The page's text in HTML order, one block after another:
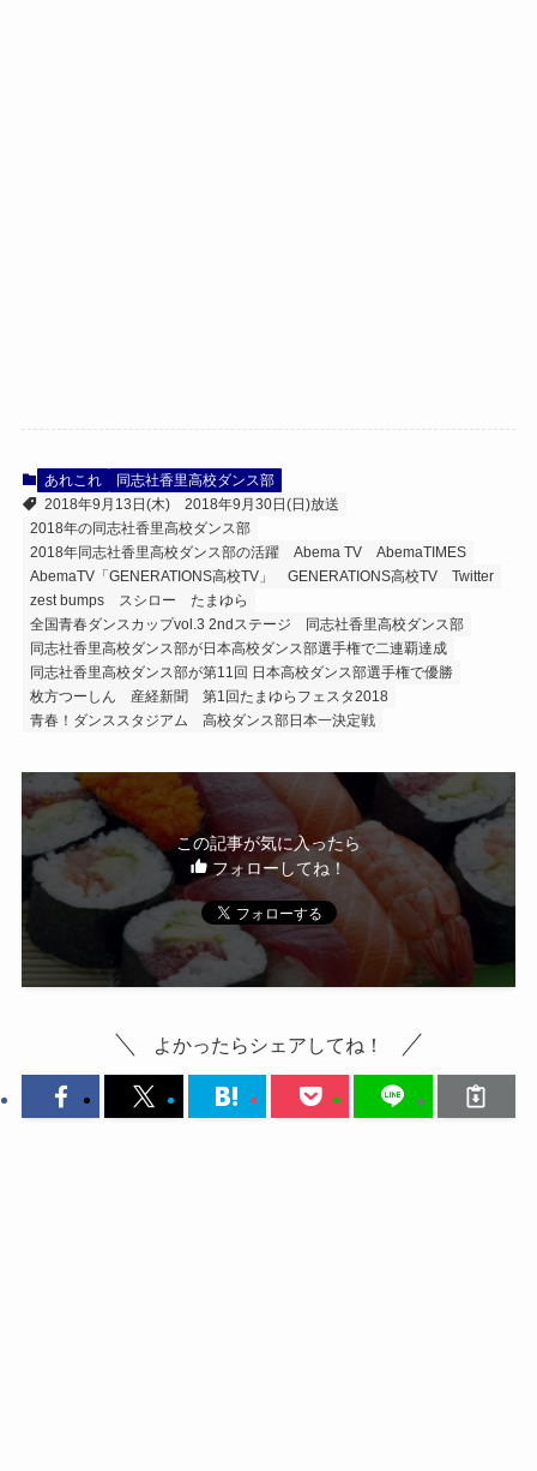
あれこれ
同志社香里高校ダンス部
2018年9月13日(木)
2018年9月30日(日)放送
2018年の同志社香里高校ダンス部
2018年同志社香里高校ダンス部の活躍
Abema TV
AbemaTIMES
AbemaTV「GENERATIONS高校TV」
GENERATIONS高校TV
Twitter
zest bumps
スシロー
たまゆら
全国青春ダンスカップvol.3 2ndステージ
同志社香里高校ダンス部
同志社香里高校ダンス部が日本高校ダンス部選手権で二連覇達成
同志社香里高校ダンス部が第11回 日本高校ダンス部選手権で優勝
枚方つーしん
産経新聞
第1回たまゆらフェスタ2018
青春！ダンススタジアム 高校ダンス部日本一決定戦
この記事が気に入ったら
フォローしてね！
よかったらシェアしてね！